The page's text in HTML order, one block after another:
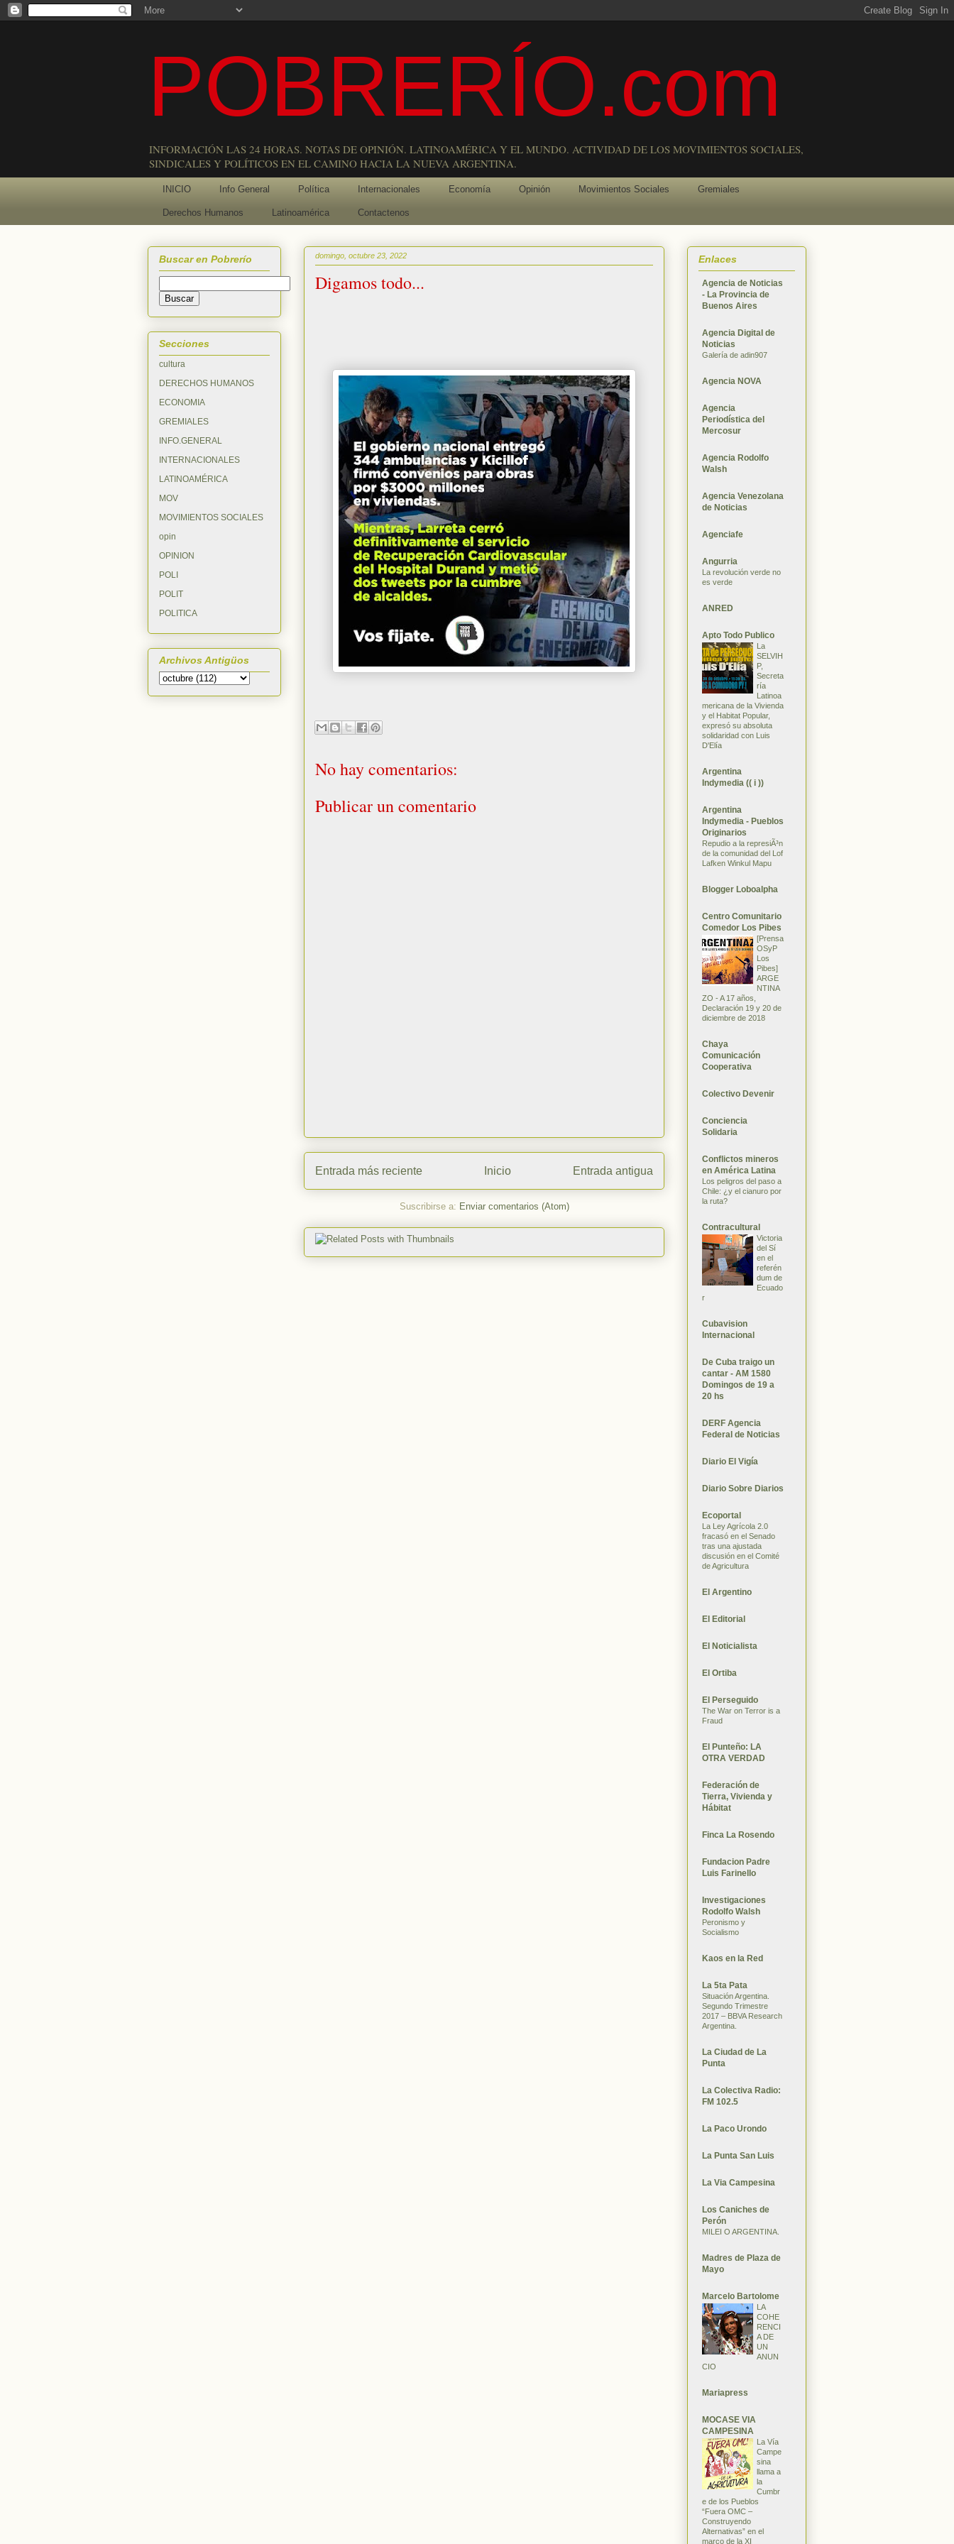
POBRERÍO.com
INFORMACIÓN LAS 24 HORAS. NOTAS DE OPINIÓN. LATINOAMÉRICA Y EL MUNDO. ACTIVIDAD DE LOS MOVIMIENTOS SOCIALES,
SINDICALES Y POLÍTICOS EN EL CAMINO HACIA LA NUEVA ARGENTINA.
INICIO Info General Política Internacionales Economía Opinión Movimientos Sociales Gremiales
Derechos Humanos Latinoamérica Contactenos
domingo, octubre 23, 2022
Digamos todo...
No hay comentarios:
Publicar un comentario
Entrada más reciente Entrada antigua
Inicio
Suscribirse a: Enviar comentarios (Atom)
Buscar en Pobrerío
Secciones
cultura
DERECHOS HUMANOS
ECONOMIA
GREMIALES
INFO.GENERAL
INTERNACIONALES
LATINOAMÉRICA
MOV
MOVIMIENTOS SOCIALES
opin
OPINION
POLI
POLIT
POLITICA
Archivos Antigüos
Enlaces
Agencia de Noticias
- La Provincia de
Buenos Aires
Agencia Digital de
Noticias
Galería de adin907
Agencia NOVA
Agencia
Periodística del
Mercosur
Agencia Rodolfo
Walsh
Agencia Venezolana
de Noticias
Agenciafe
Angurria
La revolución verde no
es verde
ANRED
Apto Todo Publico
La
SELVIH
P,
Secreta
ría
Latinoa
mericana de la Vivienda
y el Habitat Popular,
expresó su absoluta
solidaridad con Luis
D'Elía
Argentina
Indymedia (( i ))
Argentina
Indymedia - Pueblos
Originarios
Repudio a la represiÃ³n
de la comunidad del Lof
Lafken Winkul Mapu
Blogger Loboalpha
Centro Comunitario
Comedor Los Pibes
[Prensa
OSyP
Los
Pibes]
ARGE
NTINA
ZO - A 17 años,
Declaración 19 y 20 de
diciembre de 2018
Chaya
Comunicación
Cooperativa
Colectivo Devenir
Conciencia
Solidaria
Conflictos mineros
en América Latina
Los peligros del paso a
Chile: ¿y el cianuro por
la ruta?
Contracultural
Victoria
del Sí
en el
referén
dum de
Ecuado
r
Cubavision
Internacional
De Cuba traigo un
cantar - AM 1580
Domingos de 19 a
20 hs
DERF Agencia
Federal de Noticias
Diario El Vigía
Diario Sobre Diarios
Ecoportal
La Ley Agrícola 2.0
fracasó en el Senado
tras una ajustada
discusión en el Comité
de Agricultura
El Argentino
El Editorial
El Noticialista
El Ortiba
El Perseguido
The War on Terror is a
Fraud
El Punteño: LA
OTRA VERDAD
Federación de
Tierra, Vivienda y
Hábitat
Finca La Rosendo
Fundacion Padre
Luis Farinello
Investigaciones
Rodolfo Walsh
Peronismo y
Socialismo
Kaos en la Red
La 5ta Pata
Situación Argentina.
Segundo Trimestre
2017 – BBVA Research
Argentina.
La Ciudad de La
Punta
La Colectiva Radio:
FM 102.5
La Paco Urondo
La Punta San Luis
La Via Campesina
Los Caniches de
Perón
MILEI O ARGENTINA.
Madres de Plaza de
Mayo
Marcelo Bartolome
LA
COHE
RENCI
A DE
UN
ANUN
CIO
Mariapress
MOCASE VIA
CAMPESINA
La Vía
Campe
sina
llama a
la
Cumbr
e de los Pueblos
“Fuera OMC –
Construyendo
Alternativas” en el
marco de la XI